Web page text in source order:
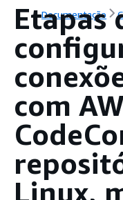
Documentação
Etapas
com
Linux,